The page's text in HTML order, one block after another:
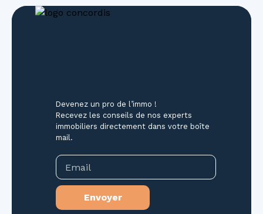
Devenez un pro de l’immo !
Recevez les conseils de nos experts
immobiliers directement dans votre boîte
mail.
Email
Envoyer